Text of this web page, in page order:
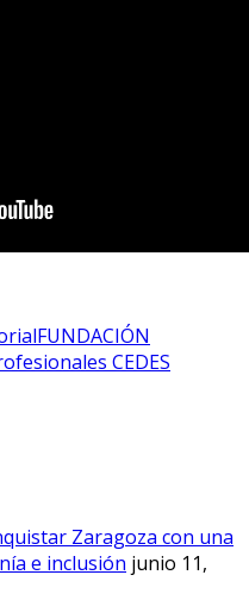
FUNDACIÓN
CEDES
Zaragoza con una
e inclusión junio 11,